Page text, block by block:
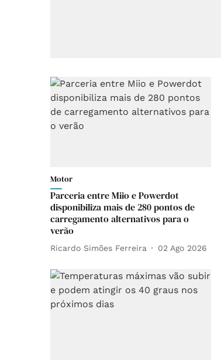
Motor
Parceria entre Miio e Powerdot
disponibiliza mais de 280 pontos de
carregamento alternativos para o
verão
Ricardo Simões Ferreira 02 Ago 2026